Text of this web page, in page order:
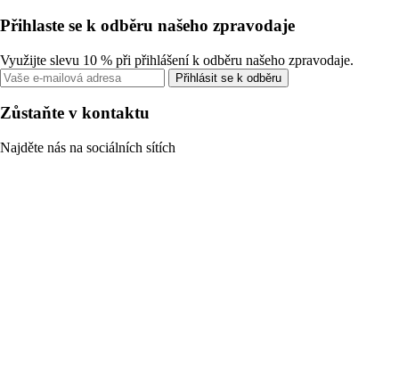
Přihlaste se k odběru našeho zpravodaje
Využijte slevu 10 % při přihlášení k odběru našeho zpravodaje.
Přihlásit se k odběru
Zůstaňte v kontaktu
Najděte nás na sociálních sítích